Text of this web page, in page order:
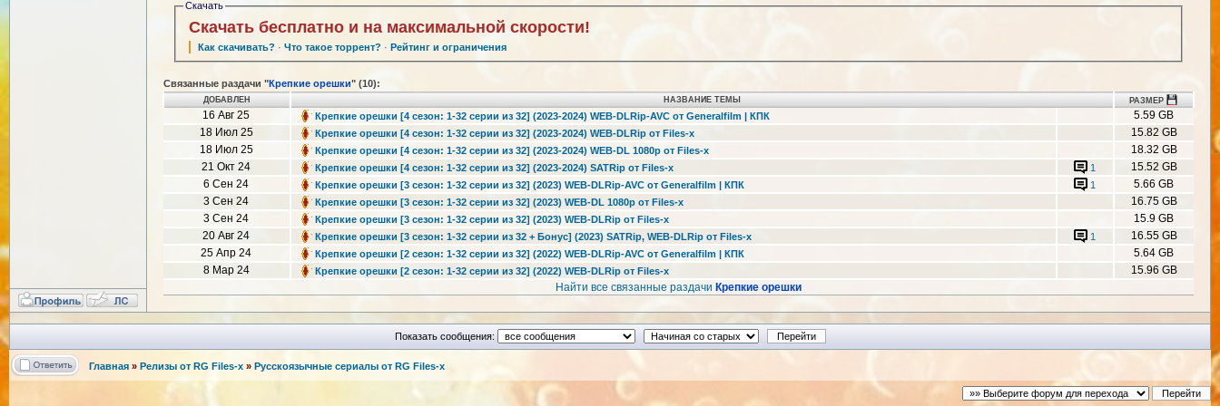
Скачать
Скачать бесплатно и на максимальной скорости!
Как скачивать? ·Что такое торрент? · Рейтинг и ограничения
Связанные раздачи "Крепкие орешки" (10):
ДОБАВЛЕН НАЗВАНИЕ ТЕМЫ РАЗМЕР
16 Авг 25 Крепкие орешки [4 сезон: 1-32 серии из 32] (2023-2024) WEB-DLRip-AVC от Generalfilm | КПК
5.59 GB
18 Июл 25
Крепкие орешки [4 сезон: 1-32 серии из 32] (2023-2024) WEB-DLRip от Files-x
15.82 GB
18 Июл 25
Крепкие орешки [4 сезон: 1-32 серии из 32] (2023-2024) WEB-DL 1080p от Files-x
18.32 GB
21 Окт 24
Крепкие орешки [4 сезон: 1-32 серии из 32] (2023-2024) SATRip от Files-x 1
15.52 GB
6 Сен 24
Крепкие орешки [3 сезон: 1-32 серии из 32] (2023) WEB-DLRip-AVC от Generalfilm | КПК 1
5.66 GB
3 Сен 24
Крепкие орешки [3 сезон: 1-32 серии из 32] (2023) WEB-DL 1080p от Files-x
16.75 GB
3 Сен 24
Крепкие орешки [3 сезон: 1-32 серии из 32] (2023) WEB-DLRip от Files-x
15.9 GB
20 Авг 24
Крепкие орешки [3 сезон: 1-32 серии из 32 + Бонус] (2023) SATRip, WEB-DLRip от Files-x 1
16.55 GB
25 Апр 24
Крепкие орешки [2 сезон: 1-32 серии из 32] (2022) WEB-DLRip-AVC от Generalfilm | КПК
5.64 GB
8 Мар 24
Крепкие орешки [2 сезон: 1-32 серии из 32] (2022) WEB-DLRip от Files-x
15.96 GB
Найти все связанные раздачи Крепкие орешки
Показать сообщения:
Главная » Релизы от RG Files-x » Русскоязычные сериалы от RG Files-x